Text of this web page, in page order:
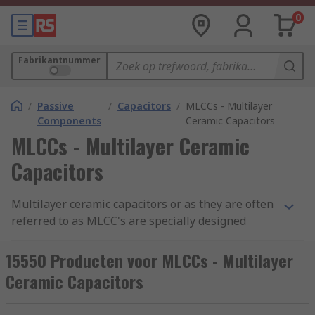
0
Fabrikantnummer
/ Passive
Components
/ Capacitors / MLCCs - Multilayer
Ceramic Capacitors
MLCCs - Multilayer Ceramic
Capacitors
Multilayer ceramic capacitors or as they are often
referred to as MLCC's are specially designed
'multilayer' structure. This structure includes a
ceramic material and metal conducting layers.
The ceramic layers insulate the capacitor, this
15550 Producten voor MLCCs - Multilayer
Ceramic Capacitors